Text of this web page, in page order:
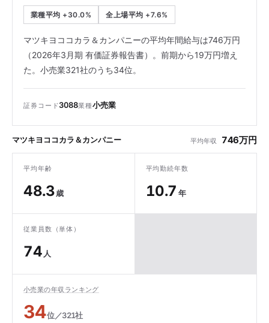
業種平均 +30.0% 全上場平均 +7.6%
マツキヨココカラ＆カンパニーの平均年間給与は746万円
（2026年3月期 有価証券報告書）。前期から19万円増え
た。小売業321社のうち34位。
証券コード3088業種小売業
マツキヨココカラ＆カンパニー 平均年収 746万円
平均年齢
48.3歳
平均勤続年数
10.7 年
従業員数（単体）
74 人
小売業の年収ランキング
34位／321社